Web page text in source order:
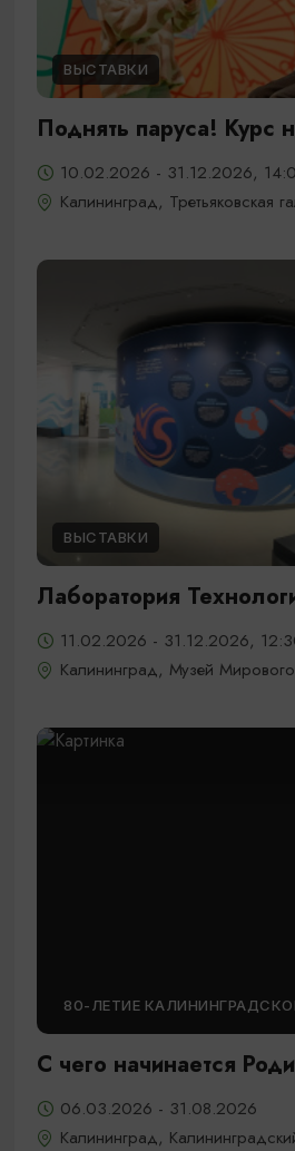
ВЫСТАВКИ
Поднять паруса! Курс
10.02.2026 - 31.12.2026,
Калининград, Третьяковская
ВЫСТАВКИ
Лаборатория
11.02.2026 - 31.12.2026,
Калининград, Музей
80-ЛЕТИЕ
С чего начинается
06.03.2026 - 31.08.2026
Калининград,